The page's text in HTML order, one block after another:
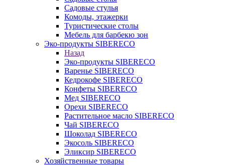
Садовые стулья
Комоды, этажерки
Туристические столы
Мебель для барбекю зон
Эко-продукты SIBERECO
Назад
Эко-продукты SIBERECO
Варенье SIBERECO
Кедрокофе SIBERECO
Конфеты SIBERECO
Мед SIBERECO
Орехи SIBERECO
Растительное масло SIBERECO
Чай SIBERECO
Шоколад SIBERECO
Экосоль SIBERECO
Эликсир SIBERECO
Хозяйственные товары